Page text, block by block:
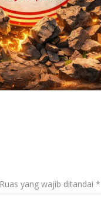
Ruas yang wajib ditandai *